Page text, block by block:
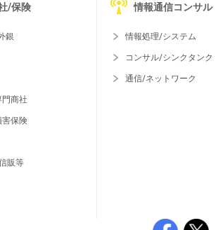
/保険
銀
商社
保険
販等
情報通信コンサル
情報処理/システム
コンサル/シンクタンク
通信/ネットワーク